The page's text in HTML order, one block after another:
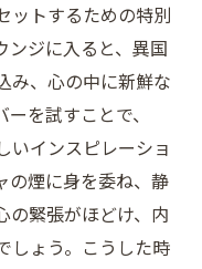
ットするための特別
ンジに入ると、異国
み、心の中に新鮮な
を試すことで、
いインスピレーショ
の煙に身を委ね、静
の緊張がほどけ、内
しょう。こうした時